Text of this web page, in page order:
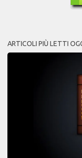
ARTICOLI PIÙ LETTI